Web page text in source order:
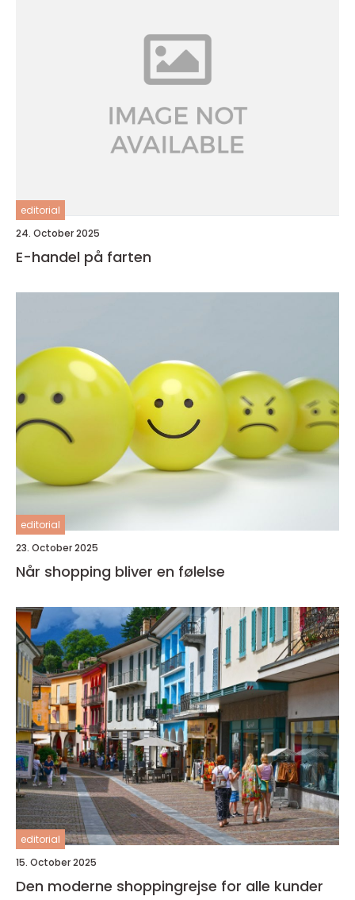
editorial
24. October 2025
E-handel på farten
editorial
23. October 2025
Når shopping bliver en følelse
editorial
15. October 2025
Den moderne shoppingrejse for alle kunder